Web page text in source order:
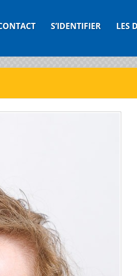
S’IDENTIFIER LES